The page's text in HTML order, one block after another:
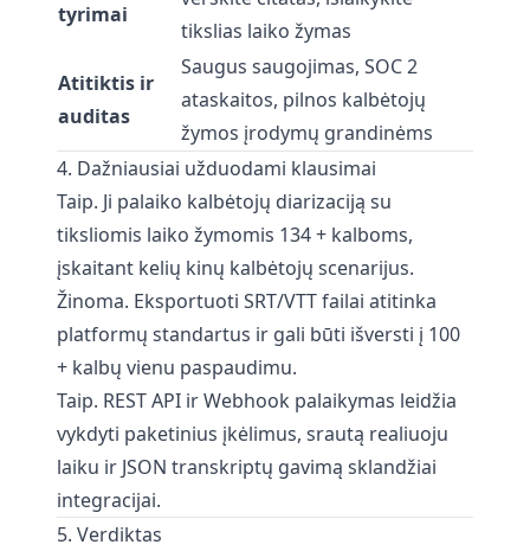
tyrimai
tikslias laiko žymas
Atitiktis ir
auditas
Saugus saugojimas, SOC 2
ataskaitos, pilnos kalbėtojų
žymos įrodymų grandinėms
4. Dažniausiai užduodami klausimai
Taip. Ji palaiko kalbėtojų diarizaciją su
tiksliomis laiko žymomis 134 + kalboms,
įskaitant kelių kinų kalbėtojų scenarijus.
Žinoma. Eksportuoti SRT/VTT failai atitinka
platformų standartus ir gali būti išversti į 100
+ kalbų vienu paspaudimu.
Taip. REST API ir Webhook palaikymas leidžia
vykdyti paketinius įkėlimus, srautą realiuoju
laiku ir JSON transkriptų gavimą sklandžiai
integracijai.
5. Verdiktas